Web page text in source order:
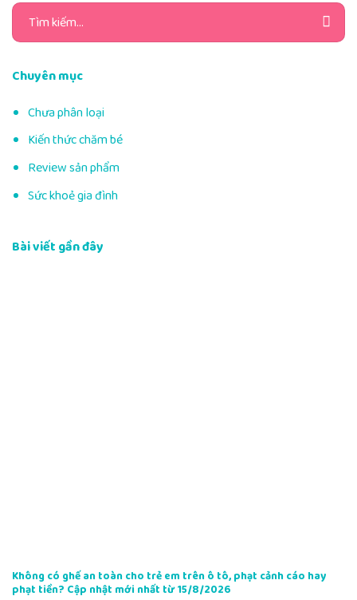
Tìm
kiếm:
Chuyên mục
Chưa phân loại
Kiến thức chăm bé
Review sản phẩm
Sức khoẻ gia đình
Bài viết gần đây
Không có ghế an toàn cho trẻ em trên ô tô, phạt cảnh cáo hay
phạt tiền? Cập nhật mới nhất từ 15/8/2026